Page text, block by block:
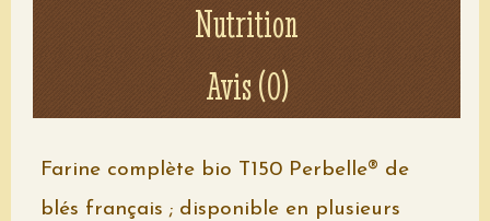
Nutrition
Avis (0)
Farine complète bio T150 Perbelle® de
blés français ; disponible en plusieurs